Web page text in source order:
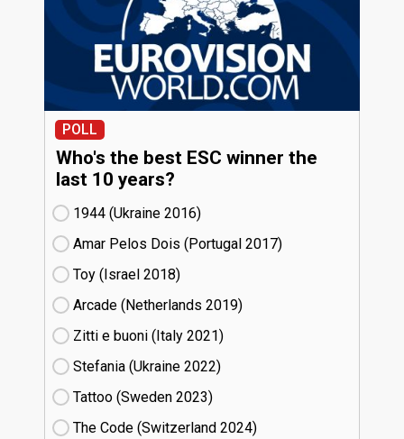
POLL
Who's the best ESC winner the
last 10 years?
1944 (Ukraine
16)
Amar Pelos Dois (Portugal
17)
Toy (Israel
18)
Arcade (Netherlands
19)
Zitti e buoni​ (Italy
21)
Stefania (Ukraine
22)
Tattoo (Sweden
23)
The Code (Switzerland
24)